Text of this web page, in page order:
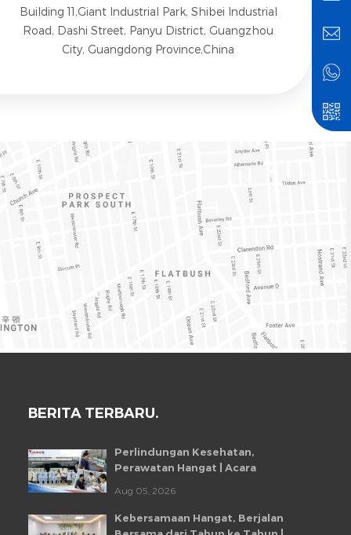
Building 11,Giant Industrial Park, Shibei Industrial
Road, Dashi Street, Panyu District, Guangzhou
City, Guangdong Province,China
BERITA TERBARU.
Perlindungan Kesehatan,
Perawatan Hangat | Acara
Chungfo Fan 2026
Aug 05, 2026
Kebersamaan Hangat, Berjalan